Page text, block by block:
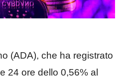
(ADA), che ha registrato
24 ore dello 0,56% al